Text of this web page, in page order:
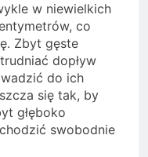
w niewielkich
co
Zbyt gęste
dopływ
do ich
się tak, by
głęboko
swobodnie